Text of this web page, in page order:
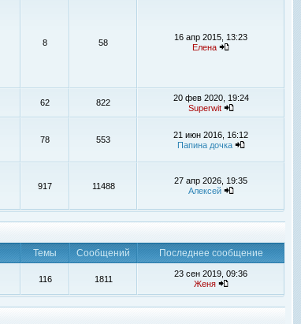
8 58
16 апр 2015, 13:23
Елена
62 822
20 фев 2020, 19:24
Superwit
78 553
21 июн 2016, 16:12
Папина дочка
917 11488
27 апр 2026, 19:35
Алексей
Темы Сообщений
Последнее сообщение
116 1811
23 сен 2019, 09:36
Женя